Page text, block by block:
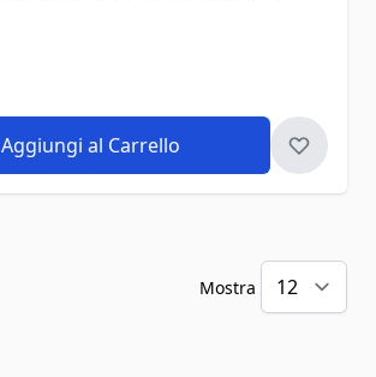
Aggiungi al Carrello
Mostra